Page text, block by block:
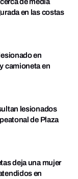
en las costas
en
camioneta en
lesionados
de Plaza
deja una mujer
en